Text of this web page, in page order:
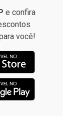
e confira
você!